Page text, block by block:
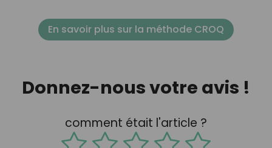
En savoir plus sur la méthode CROQ
Donnez-nous votre avis !
comment était l'article ?